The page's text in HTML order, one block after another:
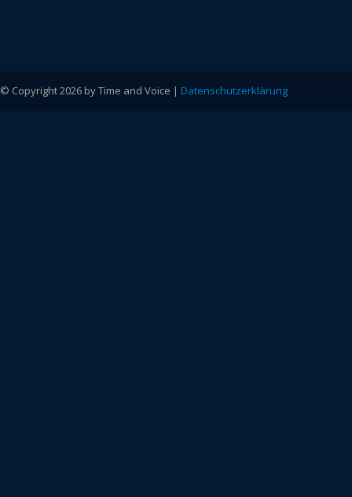
© Copyright 2026 by Time and Voice | Datenschutzerklärung